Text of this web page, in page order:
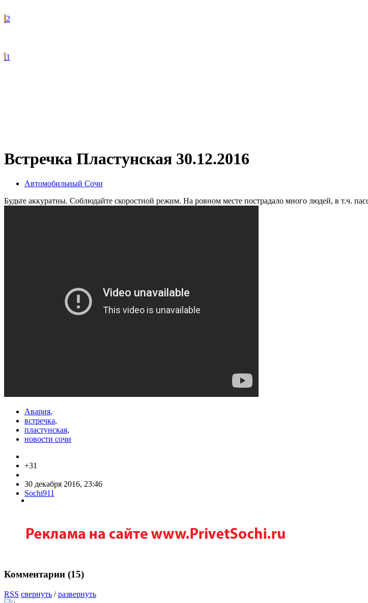
2
1
Встречка Пластунская 30.12.2016
Автомобильный Сочи
Будьте аккуратны. Соблюдайте скоростной режим. На ровном месте пострадало много людей, в т.ч.
Авария,
встречка,
пластунская,
новости сочи
+31
30 декабря 2016, 23:46
Sochi911
Комментарии (15)
RSS свернуть /развернуть